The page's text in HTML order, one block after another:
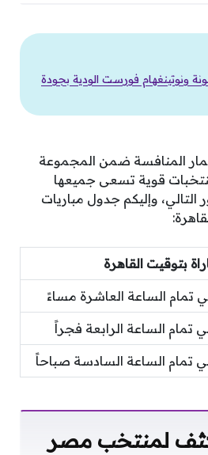
ونوتينغهام فورست الودية بجودة
المنافسة ضمن المجموعة
قوية تسعى جميعها
التالي، وإليكم جدول مباريات
بتوقيت القاهرة
لمنتخب مصر